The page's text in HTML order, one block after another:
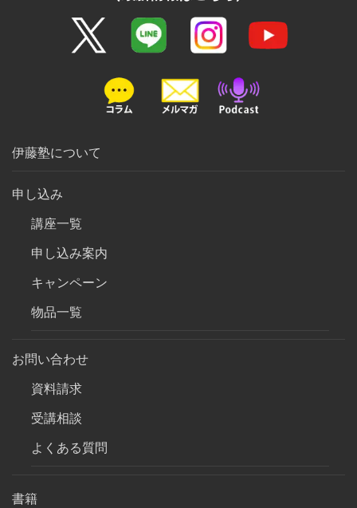
伊藤塾について
申し込み
講座一覧
申し込み案内
キャンペーン
物品一覧
お問い合わせ
資料請求
受講相談
よくある質問
書籍